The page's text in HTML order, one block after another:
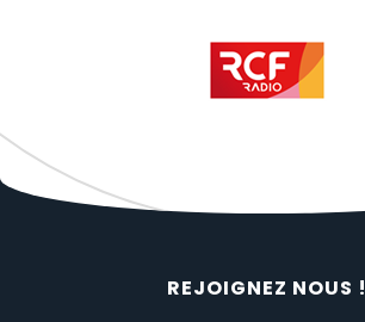
REJOIGNEZ NOUS !